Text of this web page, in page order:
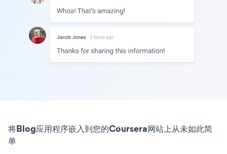
将Blog应用程序嵌入到您的Coursera网站上从未如此简
单